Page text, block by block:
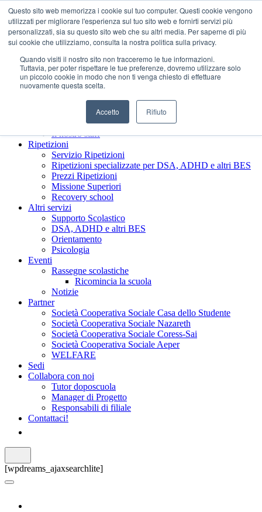
Questo sito web memorizza i cookie sul tuo computer. Questi cookie vengono
utilizzati per migliorare l'esperienza sul tuo sito web e fornirti servizi più
personalizzati, sia su questo sito web che su altri media. Per saperne di più
sui cookie che utilizziamo, consulta la nostra politica sulla privacy.
Quando visiti il ​​nostro sito non tracceremo le tue informazioni.
Tuttavia, per poter rispettare le tue preferenze, dovremo utilizzare solo
un piccolo cookie in modo che non ti venga chiesto di effettuare
nuovamente questa scelta.
Accetto Rifiuto
Presentazione Società Benefit
Il nostro staff
Ripetizioni
Servizio Ripetizioni
Ripetizioni specializzate per DSA, ADHD e altri BES
Prezzi Ripetizioni
Missione Superiori
Recovery school
Altri servizi
Supporto Scolastico
DSA, ADHD e altri BES
Orientamento
Psicologia
Eventi
Rassegne scolastiche
Ricomincia la scuola
Notizie
Partner
Società Cooperativa Sociale Casa dello Studente
Società Cooperativa Sociale Nazareth
Società Cooperativa Sociale Coress-Sai
Società Cooperativa Sociale Aeper
WELFARE
Sedi
Collabora con noi
Tutor doposcuola
Manager di Progetto
Responsabili di filiale
Contattaci!
[wpdreams_ajaxsearchlite]